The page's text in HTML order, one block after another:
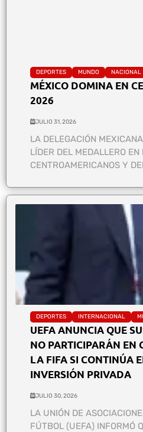
DEPORTES MUNDO NACIONAL
MÉXICO DOMINA EN
2026
JULIO 31, 2026
LA DELEGACIÓN
LÍDER DEL MEDALLERO EN
CENTROAMERICANOS Y
DEPORTES INTERNACIONAL
UEFA ANUNCIA QUE
NO PARTICIPARÁN EN
LA FIFA SI CONTINÚA
INVERSIÓN PRIVADA
JULIO 30, 2026
LA UNIÓN DE
FÚTBOL (UEFA) INFORMÓ